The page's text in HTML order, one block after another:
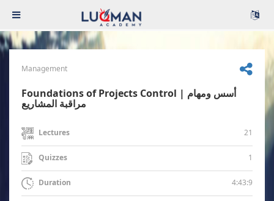
Management
Foundations of Projects Control | أسس ومهام
مراقبة المشاريع
Lectures 21
Quizzes 1
Duration 4:43:9